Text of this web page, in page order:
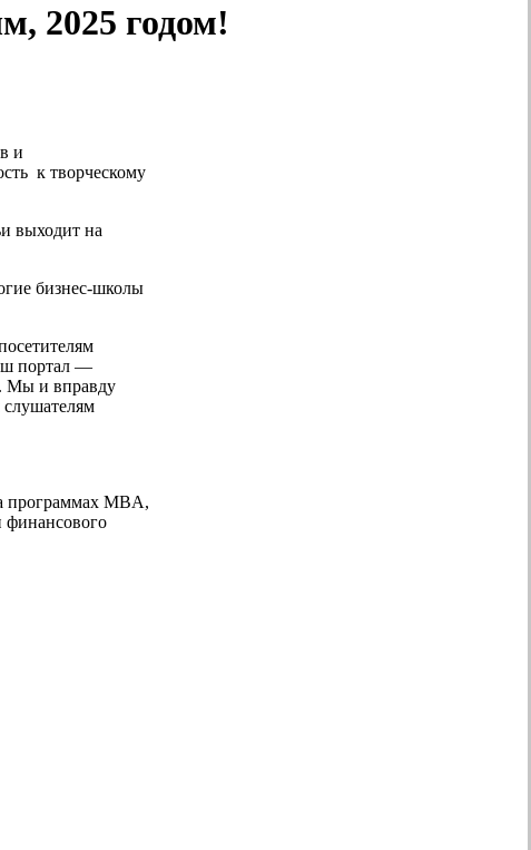
2025 годом!
и
к творческому
выходит на
бизнес-школы
портал —
Мы и вправду
программах MBA,
финансового